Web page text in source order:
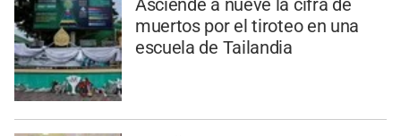
Asciende a nueve la cifra de
muertos por el tiroteo en una
escuela de Tailandia